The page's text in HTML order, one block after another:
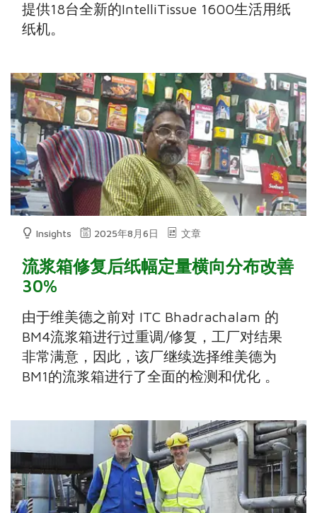
提供18台全新的IntelliTissue 1600生活用纸
纸机。
Insights 2025年8月6日 文章
流浆箱修复后纸幅定量横向分布改善
30%
由于维美德之前对 ITC Bhadrachalam 的
BM4流浆箱进行过重调/修复，工厂对结果
非常满意，因此，该厂继续选择维美德为
BM1的流浆箱进行了全面的检测和优化 。